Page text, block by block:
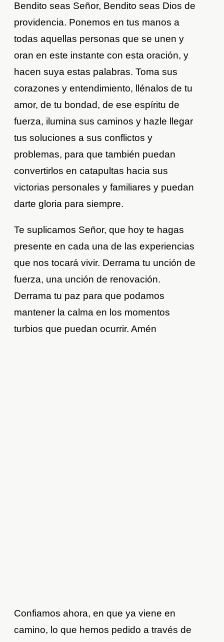
Bendito seas Señor, Bendito seas Dios de
providencia. Ponemos en tus manos a
todas aquellas personas que se unen y
oran en este instante con esta oración, y
hacen suya estas palabras. Toma sus
corazones y entendimiento, llénalos de tu
amor, de tu bondad, de ese espíritu de
fuerza, ilumina sus caminos y hazle llegar
tus soluciones a sus conflictos y
problemas, para que también puedan
convertirlos en catapultas hacia sus
victorias personales y familiares y puedan
darte gloria para siempre.
Te suplicamos Señor, que hoy te hagas
presente en cada una de las experiencias
que nos tocará vivir. Derrama tu unción de
fuerza, una unción de renovación.
Derrama tu paz para que podamos
mantener la calma en los momentos
turbios que puedan ocurrir. Amén
Confiamos ahora, en que ya viene en
camino, lo que hemos pedido a través de